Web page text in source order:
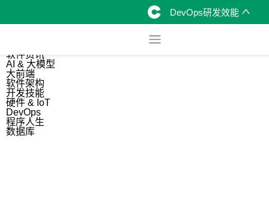
DevOps研发效能
软件资讯
AI & 大模型
大前端
软件架构
开发技能
硬件 & IoT
DevOps
程序人生
数据库